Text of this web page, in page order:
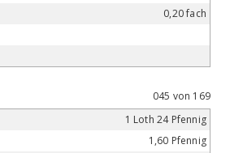
0,20 fach
045 von 169
1 Loth 24 Pfennig
1,60 Pfennig